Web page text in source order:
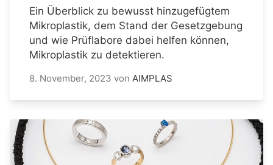
Ein Überblick zu bewusst hinzugefügtem
Mikroplastik, dem Stand der Gesetzgebung
und wie Prüflabore dabei helfen können,
Mikroplastik zu detektieren.
8. November, 2023 von AIMPLAS